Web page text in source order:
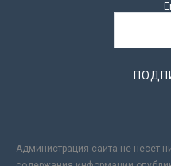
Администрация сайта не несет